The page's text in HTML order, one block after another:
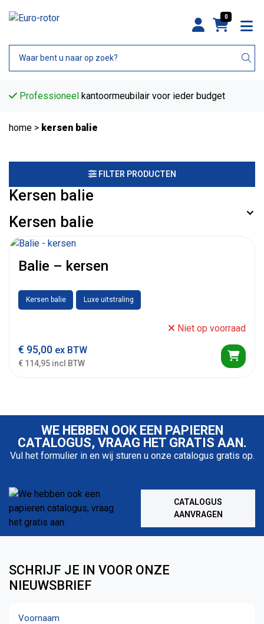
0
Professioneel kantoormeubilair voor ieder budget
home > kersen balie
FILTER PRODUCTEN
Kersen balie
Kersen balie
Balie – kersen
Kersen balie Luxe uitstraling
Niet op voorraad
€ 95,00 ex BTW
€ 114,95 incl BTW
WE HEBBEN OOK EEN PAPIEREN
CATALOGUS, VRAAG HET GRATIS AAN.
Vul het formulier in en wij sturen u onze catalogus gratis op.
CATALOGUS
AANVRAGEN
SCHRIJF JE IN VOOR ONZE
NIEUWSBRIEF